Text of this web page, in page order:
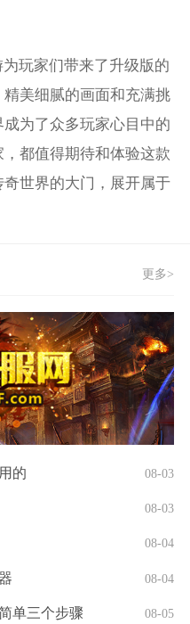
玩家们带来了升级版的
美细腻的画面和充满挑
为了众多玩家心目中的
都值得期待和体验这款
世界的大门，展开属于
更多>
的 08-03
08-03
08-04
08-04
单三个步骤 08-05